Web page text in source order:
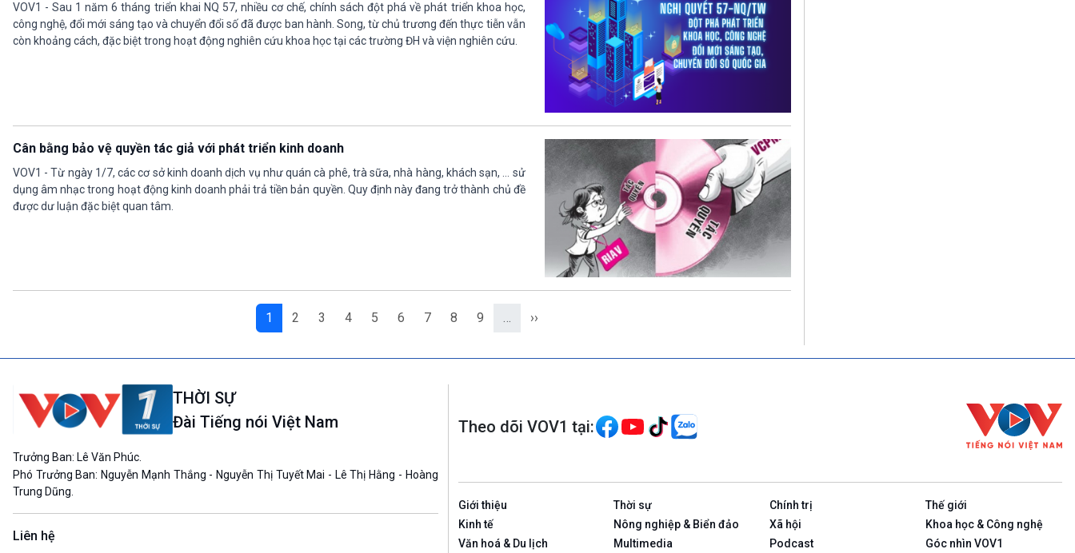
VOV1 - Sau 1 năm 6 tháng triển khai NQ 57, nhiều cơ chế, chính sách đột phá về phát triển khoa học,
công nghệ, đổi mới sáng tạo và chuyển đổi số đã được ban hành. Song, từ chủ trương đến thực tiễn vẫn
còn khoảng cách, đặc biệt trong hoạt động nghiên cứu khoa học tại các trường ĐH và viện nghiên cứu.
Cân bằng bảo vệ quyền tác giả với phát triển kinh doanh
VOV1 - Từ ngày 1/7, các cơ sở kinh doanh dịch vụ như quán cà phê, trà sữa, nhà hàng, khách sạn, … sử
dụng âm nhạc trong hoạt động kinh doanh phải trả tiền bản quyền. Quy định này đang trở thành chủ đề
được dư luận đặc biệt quan tâm.
1 2 3 4 5 6 7 8 9 … ››
THỜI SỰ
Đài Tiếng nói Việt Nam
Trưởng Ban: Lê Văn Phúc.
Phó Trưởng Ban: Nguyễn Mạnh Thắng - Nguyễn Thị Tuyết Mai - Lê Thị Hằng - Hoàng
Trung Dũng.
Liên hệ
Theo dõi VOV1 tại:
Giới thiệu Thời sự Chính trị
Thế giới
Kinh tế
Nông nghiệp & Biển đảo Xã hội
Khoa học & Công nghệ
Văn hoá & Du lịch
Multimedia Podcast Góc nhìn VOV1